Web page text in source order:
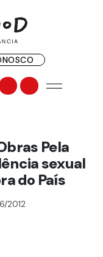
Pela
sexual
do País
2012